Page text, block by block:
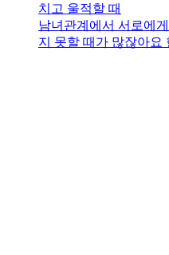
치고 울적할 때
남녀관계에서 서로에
지 못할 때가 많잖아요